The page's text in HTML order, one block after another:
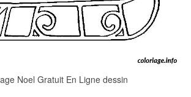
Noel Gratuit En Ligne dessin